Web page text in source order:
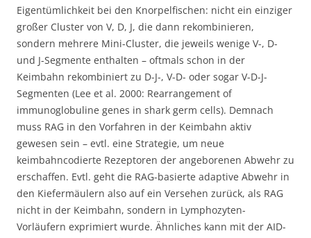
Eigentümlichkeit bei den Knorpelfischen: nicht ein einziger
großer Cluster von V, D, J, die dann rekombinieren,
sondern mehrere Mini-Cluster, die jeweils wenige V-, D-
und J-Segmente enthalten – oftmals schon in der
Keimbahn rekombiniert zu D-J-, V-D- oder sogar V-D-J-
Segmenten (Lee et al. 2000: Rearrangement of
immunoglobuline genes in shark germ cells). Demnach
muss RAG in den Vorfahren in der Keimbahn aktiv
gewesen sein – evtl. eine Strategie, um neue
keimbahncodierte Rezeptoren der angeborenen Abwehr zu
erschaffen. Evtl. geht die RAG-basierte adaptive Abwehr in
den Kiefermäulern also auf ein Versehen zurück, als RAG
nicht in der Keimbahn, sondern in Lymphozyten-
Vorläufern exprimiert wurde. Ähnliches kann mit der AID-